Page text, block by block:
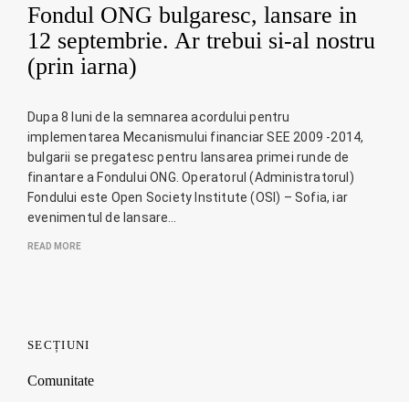
Fondul ONG bulgaresc, lansare in
12 septembrie. Ar trebui si-al nostru
(prin iarna)
Dupa 8 luni de la semnarea acordului pentru
implementarea Mecanismului financiar SEE 2009 -2014,
bulgarii se pregatesc pentru lansarea primei runde de
finantare a Fondului ONG. Operatorul (Administratorul)
Fondului este Open Society Institute (OSI) – Sofia, iar
evenimentul de lansare…
READ MORE
SECȚIUNI
Comunitate